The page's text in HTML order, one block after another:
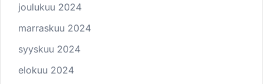
joulukuu 2024
marraskuu 2024
syyskuu 2024
elokuu 2024